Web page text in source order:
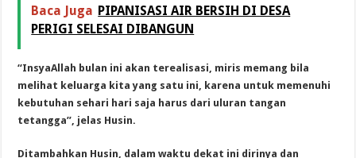
Baca Juga PIPANISASI AIR BERSIH DI DESA
PERIGI SELESAI DIBANGUN
“InsyaAllah bulan ini akan terealisasi, miris memang bila
melihat keluarga kita yang satu ini, karena untuk memenuhi
kebutuhan sehari hari saja harus dari uluran tangan
tetangga”, jelas Husin.
Ditambahkan Husin, dalam waktu dekat ini dirinya dan